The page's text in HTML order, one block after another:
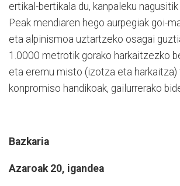
ertikal-bertikala du, kanpaleku
Peak mendiaren hego aurpegiak goi-
eta alpinismoa uztartzeko osagai
1.0000 metrotik gorako harkaitzezko
eta eremu misto (izotza eta
konpromiso handikoak, gailurrerako
Bazkaria
Azaroak 20, igandea